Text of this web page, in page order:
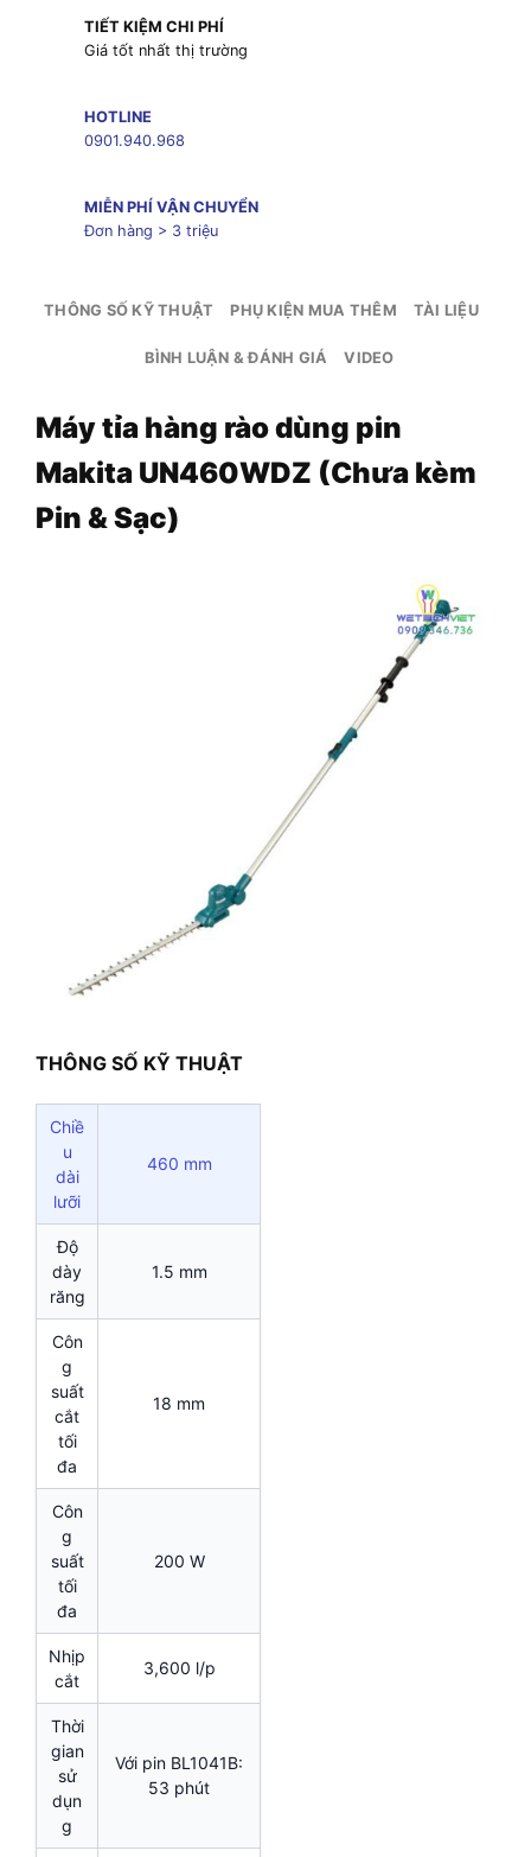
TIẾT KIỆM CHI PHÍ
Giá tốt nhất thị trường
HOTLINE
0901.940.968
MIỄN PHÍ VẬN CHUYỂN
Đơn hàng > 3 triệu
THÔNG SỐ KỸ THUẬT PHỤ KIỆN MUA THÊM TÀI LIỆU
BÌNH LUẬN & ĐÁNH GIÁ VIDEO
Máy tỉa hàng rào dùng pin
Makita UN460WDZ (Chưa kèm
Pin & Sạc)
THÔNG SỐ KỸ THUẬT
Chiề
u
dài
lưỡi
460 mm
Độ
dày
răng
1.5 mm
Côn
g
suất
cắt
tối
đa
18 mm
Côn
g
suất
tối
đa
200 W
Nhịp
cắt
3,600 l/p
Thời
gian
sử
dụn
g
Với pin BL1041B:
53 phút